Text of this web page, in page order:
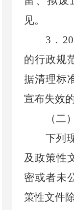
见。
3 ．
的行政规
据清理标
宣布失效
（二
下列
及政策性
密或者未
策性文件除